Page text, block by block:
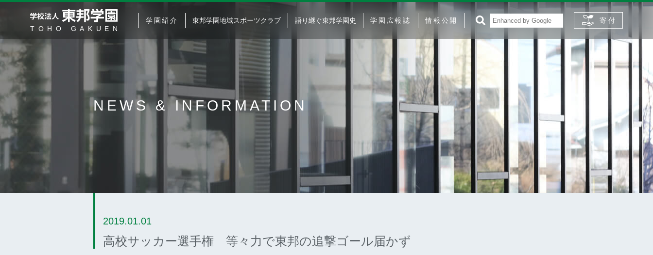
学園紹介 東邦学園地域スポーツクラブ 語り継ぐ東邦学園史 学園広報誌 情報公開 寄 付
NEWS & INFORMATION
2019.01.01
高校サッカー選手権 等々力で東邦の追撃ゴール届かず